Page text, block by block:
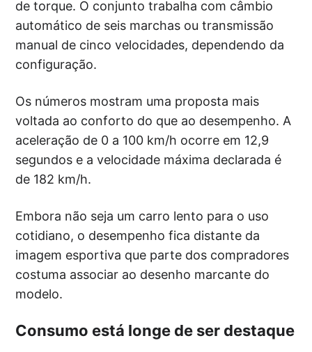
de torque. O conjunto trabalha com câmbio
automático de seis marchas ou transmissão
manual de cinco velocidades, dependendo da
configuração.
Os números mostram uma proposta mais
voltada ao conforto do que ao desempenho. A
aceleração de 0 a 100 km/h ocorre em 12,9
segundos e a velocidade máxima declarada é
de 182 km/h.
Embora não seja um carro lento para o uso
cotidiano, o desempenho fica distante da
imagem esportiva que parte dos compradores
costuma associar ao desenho marcante do
modelo.
Consumo está longe de ser destaque